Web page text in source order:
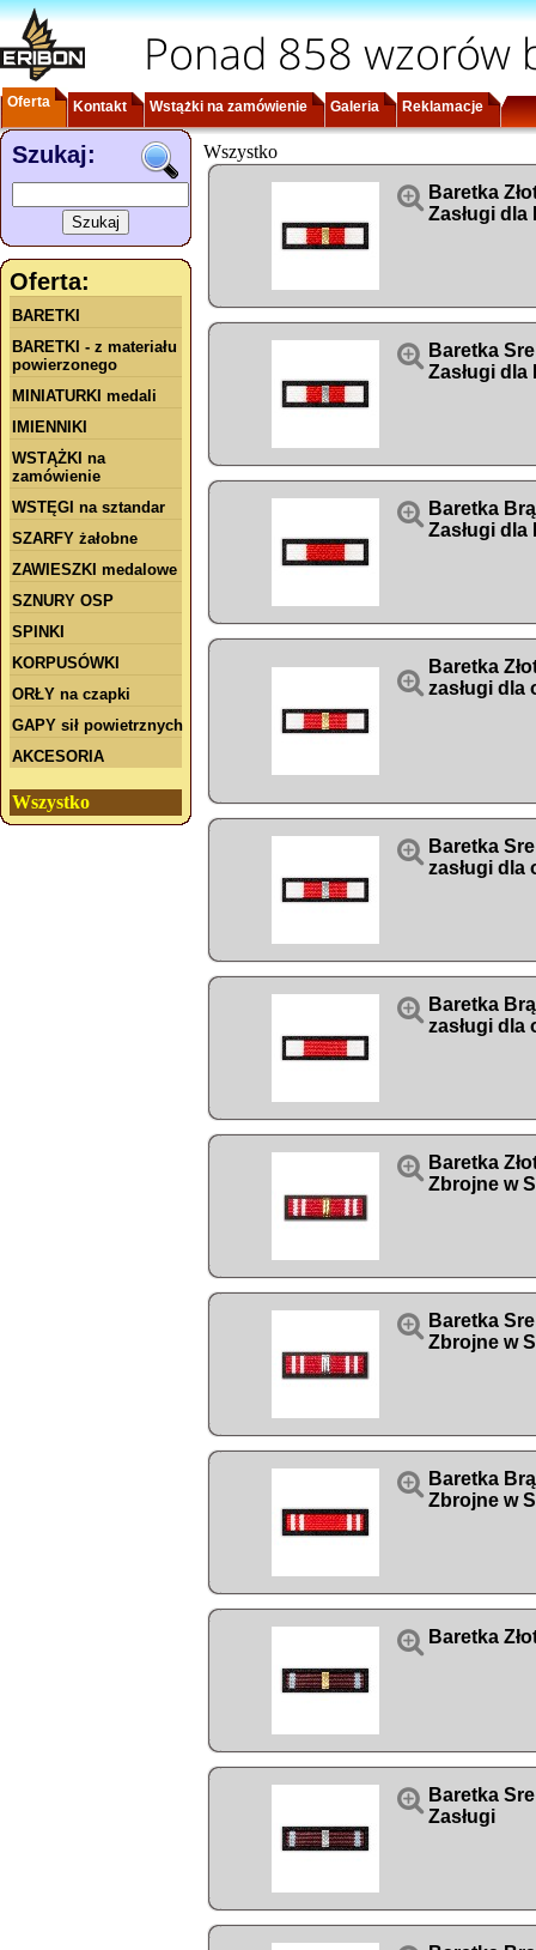
Ponad 858 wzorów
Oferta Kontakt Wstążki na zamówienie Galeria Reklamacje
Szukaj:
Oferta:
BARETKI
BARETKI - z materiału
powierzonego
MINIATURKI medali
IMIENNIKI
WSTĄŻKI na
zamówienie
WSTĘGI na sztandar
SZARFY żałobne
ZAWIESZKI medalowe
SZNURY OSP
SPINKI
KORPUSÓWKI
ORŁY na czapki
GAPY sił powietrznych
AKCESORIA
Wszystko
Wszystko
 Baretka
Zasługi dla
 Baretka
Zasługi dla
 Baretka
Zasługi dla

Baretka
zasługi
 Baretka
zasługi
 Baretka
zasługi
 Baretka
Zbrojne w
 Baretka
Zbrojne w
 Baretka
Zbrojne w
 Baretka
 Baretka
Zasługi